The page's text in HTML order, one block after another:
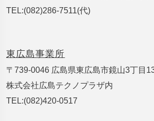
TEL:(082)286-7511(代)
東広島事業所
〒739-0046 広島県東広島市鏡山3丁目
株式会社広島テクノプラザ内
TEL:(082)420-0517